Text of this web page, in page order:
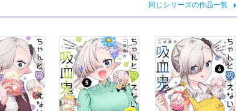
同じシリーズの作品一覧